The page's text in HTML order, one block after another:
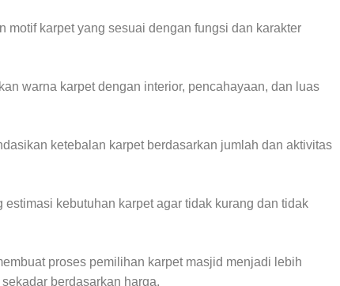
motif karpet yang sesuai dengan fungsi dan karakter
warna karpet dengan interior, pencahayaan, dan luas
ketebalan karpet berdasarkan jumlah dan aktivitas
estimasi kebutuhan karpet agar tidak kurang dan tidak
proses pemilihan karpet masjid menjadi lebih
berdasarkan harga.